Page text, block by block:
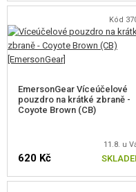
PARACORDY, LANA,
OSTATNÍ DOPLŇKY
MASKOVÁNÍ, BARVY, PÁSKY
VYSÍLAČKY, HEADSETY,
NÁHRADNÍ DÍLY, UPGRADE
Kód
EmersonGear Víceúčelové
pouzdro na krátké zbraně -
Coyote Brown (CB)
11.8. u
620 Kč